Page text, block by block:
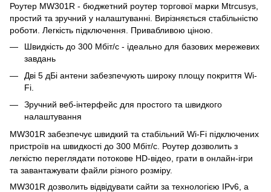
Роутер MW301R - бюджетний роутер торгової марки Mtrcusys,
простий та зручний у налаштуванні. Вирізняється стабільністю
роботи. Легкість підключення. Привабливою ціною.
Швидкість до 300 Мбіт/с - ідеально для базових мережевих
завдань
Дві 5 дБі антени забезпечують широку площу покриття Wi-
Fi.
Зручний веб-інтерфейс для простого та швидкого
налаштування
MW301R забезпечує швидкий та стабільний Wi-Fi підключених
пристроїв на швидкості до 300 Мбіт/с. Роутер дозволить з
легкістю переглядати потокове HD-відео, грати в онлайн-ігри
та завантажувати файли різного розміру.
MW301R дозволить відвідувати сайти за технологією IPv6, а